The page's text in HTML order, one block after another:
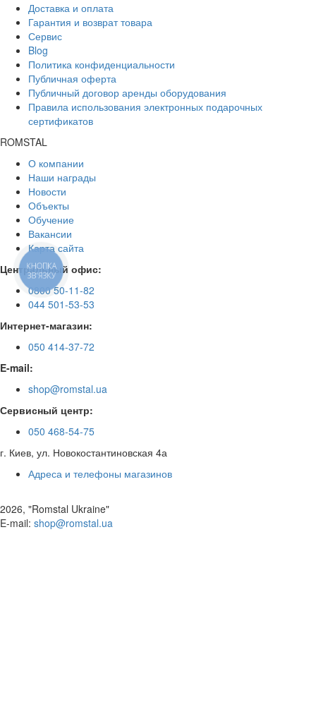
Доставка и оплата
Гарантия и возврат товара
Сервис
Blog
Политика конфиденциальности
Публичная оферта
Публичный договор аренды оборудования
Правила использования электронных подарочных
сертификатов
ROMSTAL
О компании
Наши награды
Новости
Объекты
Обучение
Вакансии
Карта сайта
Центральный офис:
0800 50-11-82
044 501-53-53
Интернет-магазин:
050 414-37-72
E-mail:
shop@romstal.ua
Сервисный центр:
050 468-54-75
г. Киев, ул. Новокостантиновская 4а
Адреса и телефоны магазинов
2026, "Romstal Ukraine"
​E-mail: shop@romstal.ua
КНОПКА
ЗВ'ЯЗКУ